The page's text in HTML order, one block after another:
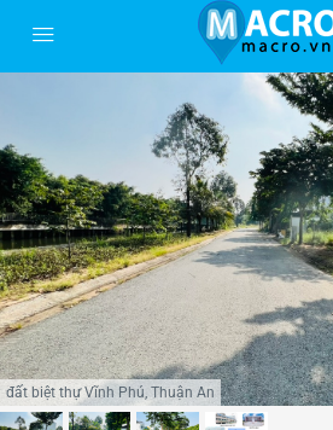
đất biệt thự Vĩnh Phú, Thuận An